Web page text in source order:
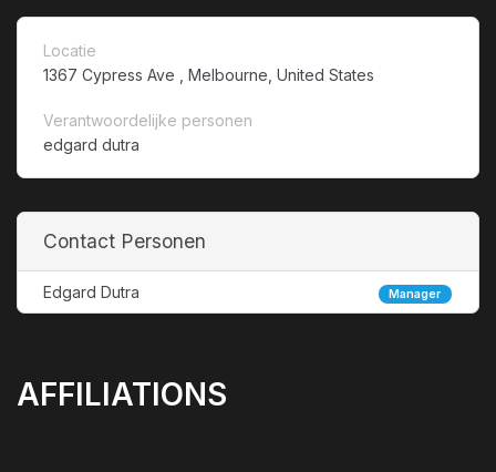
Locatie
1367 Cypress Ave , Melbourne, United States
Verantwoordelijke personen
edgard dutra
Contact Personen
Edgard Dutra Manager
AFFILIATIONS